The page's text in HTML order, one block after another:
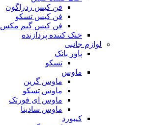
فن کیس ردراگون
فن کیس تسکو
فن کیس گیم مکس
خنک کننده پردازنده
لوازم جانبی
پاور بانک
تسکو
ماوس
ماوس گرین
ماوس تسکو
ماوس ای فورتک
ماوس سادیتا
کیبورد